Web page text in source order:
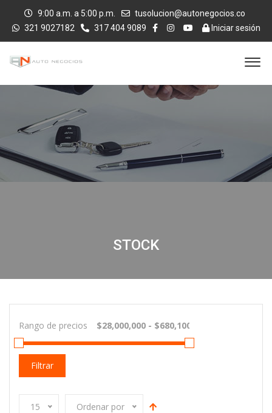
9:00 a.m. a 5:00 p.m.
tusolucion@autonegocios.co
321 9027182
317 404 9089 Iniciar sesión
STOCK
Rango de precios
Filtrar
15 Ordenar por